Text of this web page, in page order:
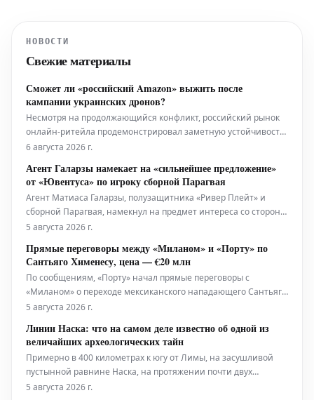
НОВОСТИ
Свежие материалы
Сможет ли «российский Amazon» выжить после
кампании украинских дронов?
Несмотря на продолжающийся конфликт, российский рынок
онлайн-ритейла продемонстрировал заметную устойчивость
и активный рост. Однако недавние атаки беспилотников,
электронной коммерции в России, теперь угрожают нарушить
эту поло
6 августа 2026 г.
Агент Галарзы намекает на «сильнейшее предложение»
от «Ювентуса» по игроку сборной Парагвая
Агент Матиаса Галарзы, полузащитника «Ривер Плейт» и
сборной Парагвая, намекнул на предмет интереса со стороны
туринского «Ювентуса». 24-летний футболист уже успел
Аргентине и США, где последние месяцы провел в аренде в
«Атланта Юнайтед».
5 августа 2026 г.
Прямые переговоры между «Миланом» и «Порту» по
Сантьяго Хименесу, цена — €20 млн
По сообщениям, «Порту» начал прямые переговоры с
«Миланом» о переходе мексиканского нападающего Сантьяго
Хименеса. Его оценочная стоимость составляет не менее 20
Рубена Аморима на текущий сезон и в прошлом сезоне почти
не играл из-за се
5 августа 2026 г.
Линии Наска: что на самом деле известно об одной из
величайших археологических тайн
Примерно в 400 километрах к югу от Лимы, на засушливой
пустынной равнине Наска, на протяжении почти двух
тысячелетий землю покрывают сотни монументальных
5 августа 2026 г.